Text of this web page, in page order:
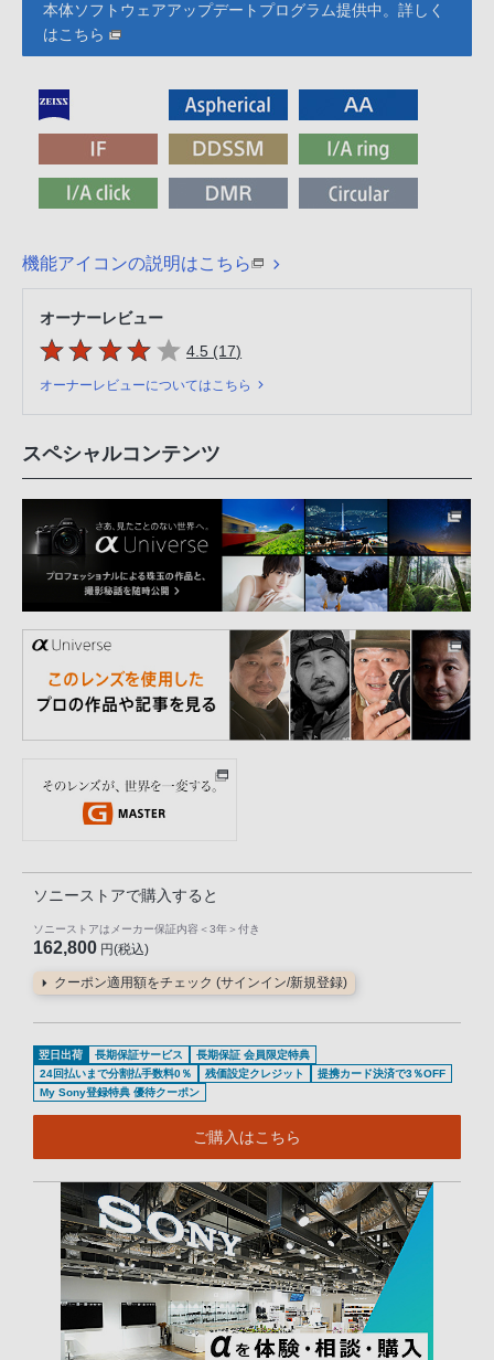
本体ソフトウェアアップデートプログラム提供中。詳しく
はこちら
機能アイコンの説明はこちら
オーナーレビュー
5つの星のうち
4.5 (17件のレビュー
)
オーナーレビューについてはこちら
スペシャルコンテンツ
ソニーストアで購入すると
ソニーストアはメーカー保証内容 ＜3年＞ 付き
162,800 円(税込)
クーポン適用額をチェック (サインイン/新規登録)
翌日出荷 長期保証サービス
長期保証 会員限定特典
24回払いまで分割払手数料0％
残価設定クレジット
提携カード決済で3％OFF
My Sony登録特典 優待クーポン
ご購入はこちら